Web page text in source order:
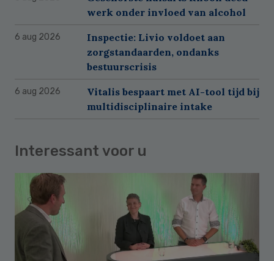
werk onder invloed van alcohol
6 aug 2026
Inspectie: Livio voldoet aan
zorgstandaarden, ondanks
bestuurscrisis
6 aug 2026
Vitalis bespaart met AI-tool tijd bij
multidisciplinaire intake
Interessant voor u